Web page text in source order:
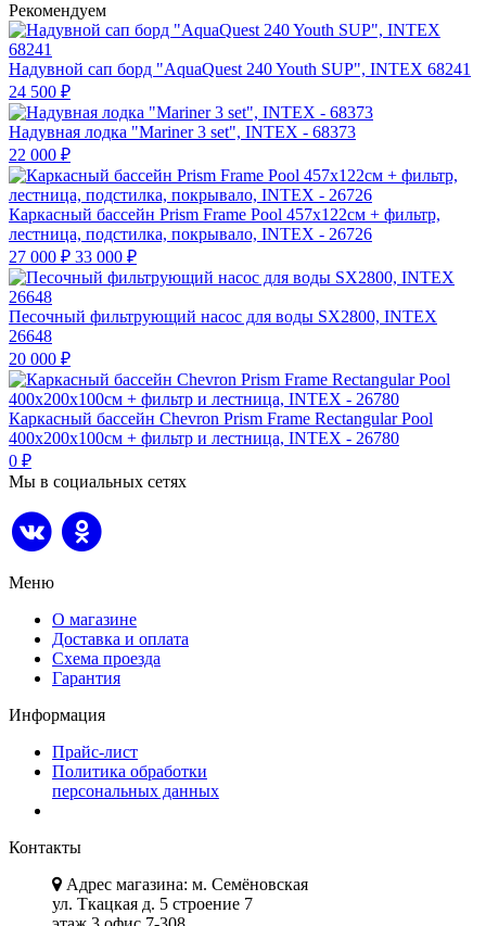
Рекомендуем
Надувной сап борд "AquaQuest 240 Youth SUP", INTEX 68241
24 500 ₽
Надувная лодка "Mariner 3 set", INTEX - 68373
22 000 ₽
Каркасный бассейн Prism Frame Pool 457х122см + фильтр,
лестница, подстилка, покрывало, INTEX - 26726
27 000 ₽ 33 000 ₽
Песочный фильтрующий насос для воды SX2800, INTEX
26648
20 000 ₽
Каркасный бассейн Chevron Prism Frame Rectangular Pool
400х200х100см + фильтр и лестница, INTEX - 26780
0 ₽
Мы в социальных сетях
Меню
О магазине
Доставка и оплата
Схема проезда
Гарантия
Информация
Прайс-лист
Политика обработки
персональных данных
Контакты
Адрес магазина: м. Семёновская
ул. Ткацкая д. 5 строение 7